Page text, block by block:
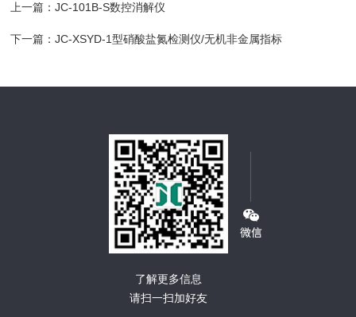
上一篇：JC-101B-S数控消解仪
下一篇：JC-XSYD-1型硝酸盐氮检测仪/无机非金属指标
了解更多信息
请扫一扫加好友